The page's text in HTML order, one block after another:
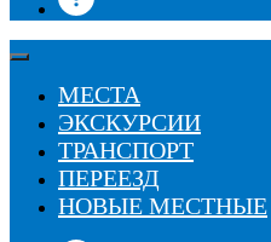
МЕСТА
ЭКСКУРСИИ
ТРАНСПОРТ
ПЕРЕЕЗД
НОВЫЕ МЕСТНЫЕ